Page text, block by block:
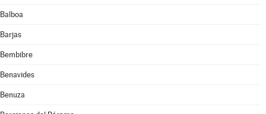
Balboa
Barjas
Bembibre
Benavides
Benuza